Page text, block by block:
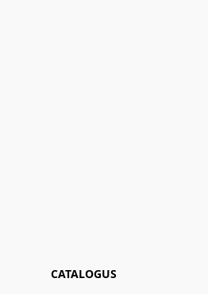
CATALOGUS